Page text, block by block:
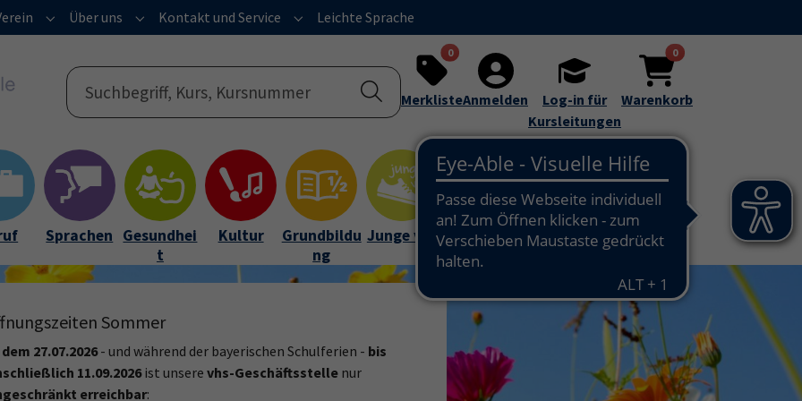
Submenu for "vhs-Verein"
Über uns Submenu for "Über uns"
Kontakt und Service Submenu for "Kontakt und Service"
Leichte Sprache
0
MerklisteAnmelden
Log-in für
Kursleitungen
0
Warenkorb
Sprachen Gesundhei
t
Kultur
Grundbildu
ng
Junge vhs Außenstell
en
Sommer
27.07.2026- und während der bayerischen Schulferien - bis
11.09.2026ist unsere vhs-Geschäftsstelle nur
erreichbar: